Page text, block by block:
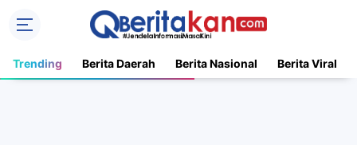
Trending Berita Daerah Berita Nasional Berita Viral